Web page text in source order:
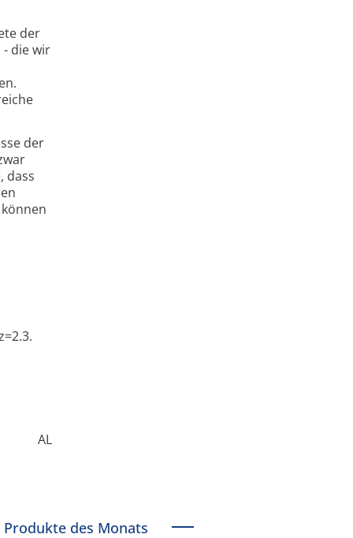
der
die wir
der
dass
AL
Produkte des Monats